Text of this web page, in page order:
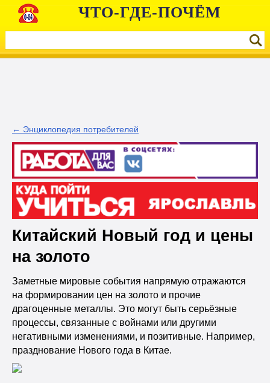
ЧТО-ГДЕ-ПОЧЁМ
← Энциклопедия потребителей
Китайский Новый год и цены
на золото
Заметные мировые события напрямую отражаются
на формировании цен на золото и прочие
драгоценные металлы. Это могут быть серьёзные
процессы, связанные с войнами или другими
негативными изменениями, и позитивные. Например,
празднование Нового года в Китае.